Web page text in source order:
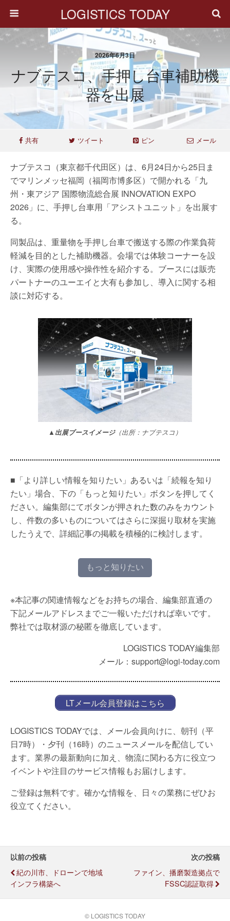
LOGISTICS TODAY
2026年6月3日
ナブテスコ、手押し台車補助機
器を出展
共有 ツイート ピン メール
ナブテスコ（東京都千代田区）は、6月24日から25日ま
でマリンメッセ福岡（福岡市博多区）で開かれる「九
州・東アジア 国際物流総合展 INNOVATION EXPO
2026」に、手押し台車用「アシストユニット」を出展す
る。
同製品は、重量物を手押し台車で搬送する際の作業負荷
軽減を目的とした補助機器。会場では体験コーナーを設
け、実際の使用感や操作性を紹介する。ブースには販売
パートナーのユーエイと大有も参加し、導入に関する相
談に対応する。
▲出展ブースイメージ（出所：ナブテスコ）
■「より詳しい情報を知りたい」あるいは「続報を知り
たい」場合、下の「もっと知りたい」ボタンを押してく
ださい。編集部にてボタンが押された数のみをカウント
し、件数の多いものについてはさらに深掘り取材を実施
したうえで、詳細記事の掲載を積極的に検討します。
もっと知りたい
※本記事の関連情報などをお持ちの場合、編集部直通の
下記メールアドレスまでご一報いただければ幸いです。
弊社では取材源の秘匿を徹底しています。
LOGISTICS TODAY編集部
メール：support@logi-today.com
LTメール会員登録はこちら
LOGISTICS TODAYでは、メール会員向けに、朝刊（平
日7時）・夕刊（16時）のニュースメールを配信してい
ます。業界の最新動向に加え、物流に関わる方に役立つ
イベントや注目のサービス情報もお届けします。
ご登録は無料です。確かな情報を、日々の業務にぜひお
役立てください。
以前の投稿
紀の川市、ドローンで地域
インフラ構築へ
次の投稿
ファイン、播磨製造拠点で
FSSC認証取得
© LOGISTICS TODAY